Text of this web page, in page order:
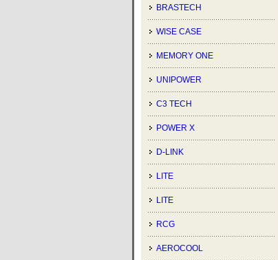
BRASTECH
WISE CASE
MEMORY ONE
UNIPOWER
C3 TECH
POWER X
D-LINK
LITE
LITE
RCG
AEROCOOL